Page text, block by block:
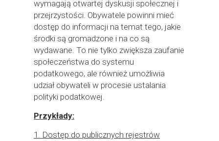
wymagają otwartej dyskusji społecznej i
przejrzystości. Obywatele powinni mieć
dostęp do informacji na temat tego, jakie
środki są gromadzone i na co są
wydawane. To nie tylko zwiększa zaufanie
społeczeństwa do systemu
podatkowego, ale również umożliwia
udział obywateli w procesie ustalania
polityki podatkowej.
Przykłady:
1. Dostęp do publicznych rejestrów
poprawy działania serwisu, personalizacji treści, oraz
analizy ruchu na stronie.
Dostosuj Zezwól na wszystkie